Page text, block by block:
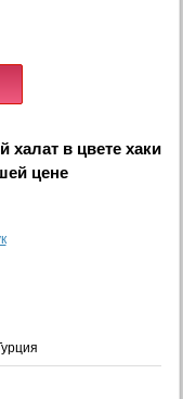
халат в цвете хаки
цене